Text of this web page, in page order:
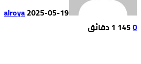
alroya2025-05-19
0
145 1 ‫دقائق‬